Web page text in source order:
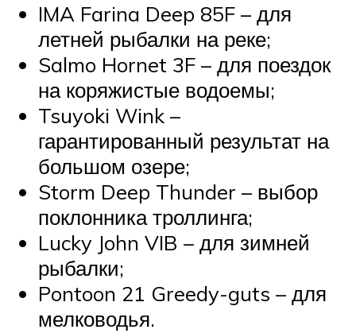
IMA Farina Deep 85F – для
летней рыбалки на реке;
Salmo Hornet 3F – для поездок
на коряжистые водоемы;
Tsuyoki Wink –
гарантированный результат на
большом озере;
Storm Deep Thunder – выбор
поклонника троллинга;
Lucky John VIB – для зимней
рыбалки;
Pontoon 21 Greedy-guts – для
мелководья.